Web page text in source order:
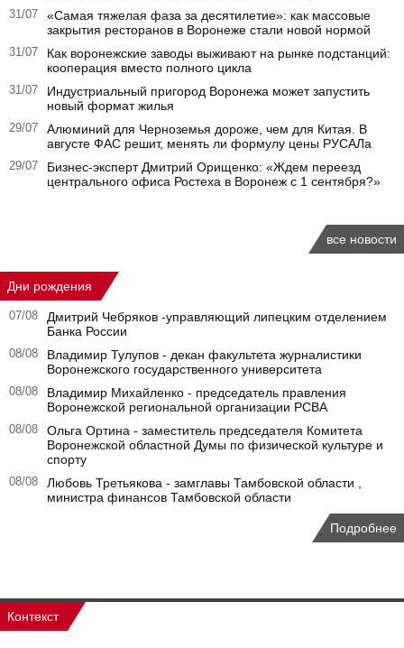
31/07
«Самая тяжелая фаза за десятилетие»: как массовые
закрытия ресторанов в Воронеже стали новой нормой
31/07
Как воронежские заводы выживают на рынке подстанций:
кооперация вместо полного цикла
31/07
Индустриальный пригород Воронежа может запустить
новый формат жилья
29/07
Алюминий для Черноземья дороже, чем для Китая. В
августе ФАС решит, менять ли формулу цены РУСАЛа
29/07
Бизнес-эксперт Дмитрий Орищенко: «Ждем переезд
центрального офиса Ростеха в Воронеж с 1 сентября?»
все новости
Дни рождения
07/08
Дмитрий Чебряков -управляющий липецким отделением
Банка России
08/08
Владимир Тулупов - декан факультета журналистики
Воронежского государственного университета
08/08
Владимир Михайленко - председатель правления
Воронежской региональной организации РСВА
08/08
Ольга Ортина - заместитель председателя Комитета
Воронежской областной Думы по физической культуре и
спорту
08/08
Любовь Третьякова - замглавы Тамбовской области ,
министра финансов Тамбовской области
Подробнее
Контекст